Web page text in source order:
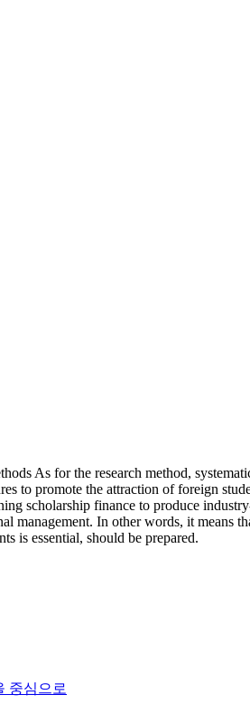
As for the research method,
to promote the attraction of foreign
scholarship finance to produce
In other words, it means
is essential, should be prepared.
중심으로